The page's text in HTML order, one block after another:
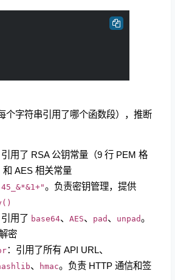
个字符串引用了哪个函数段），推断
引用了 RSA 公钥常量（9 行 PEM 格
和 AES 相关常量
。负责密钥管理，提供
引用了 base64、 AES、 pad、 unpad。
密
：引用了所有 API URL、
、 hmac。负责 HTTP 通信和签